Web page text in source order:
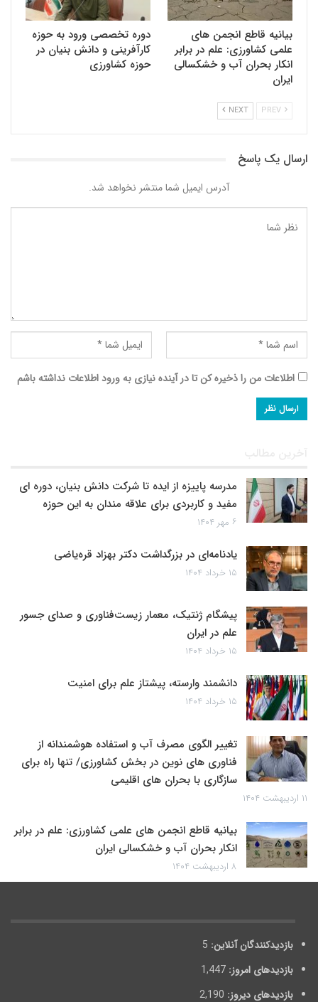
بیانیه قاطع انجمن های
علمی کشاورزی: علم در برابر
انکار بحران آب و خشکسالی
ایران
دوره تخصصی ورود به حوزه
کارآفرینی و دانش بنیان در
حوزه کشاورزی
NEXT
ارسال یک پاسخ
آدرس ایمیل شما منتشر نخواهد شد.
اطلاعات من را ذخیره کن تا در آینده نیازی به ورود اطلاعات نداشته باشم
آخرین مطالب
مدرسه پاییزه از ایده تا شرکت دانش بنیان، دوره ای
مفید و کاربردی برای علاقه مندان به این حوزه
۶ مهر ۱۴۰۴
یادنامه‌ای در بزرگداشت دکتر بهزاد قره‌یاضی
۱۵ خرداد ۱۴۰۴
پیشگام ژنتیک، معمار زیست‌فناوری و صدای جسور
علم در ایران
۱۵ خرداد ۱۴۰۴
دانشمند وارسته، پیشتاز علم برای امنیت
۱۵ خرداد ۱۴۰۴
تغییر الگوی مصرف آب و استفاده هوشمندانه از
فناوری های نوین در بخش کشاورزی/ تنها راه برای
سازگاری با بحران های اقلیمی
۱۱ اردیبهشت ۱۴۰۴
بیانیه قاطع انجمن های علمی کشاورزی: علم در برابر
انکار بحران آب و خشکسالی ایران
۸ اردیبهشت ۱۴۰۴
بازدیدکنندگان آنلاین: 5
بازدیدهای امروز: 1,447
بازدیدهای دیروز: 2,190